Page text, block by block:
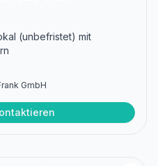
(unbefristet) mit
GmbH